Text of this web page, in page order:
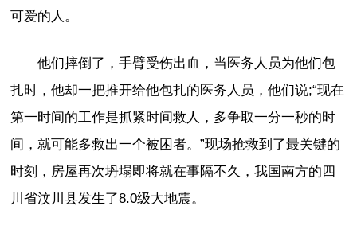
可爱的人。
他们摔倒了，手臂受伤出血，当医务人员为他们包
扎时，他却一把推开给他包扎的医务人员，他们说;“现在
第一时间的工作是抓紧时间救人，多争取一分一秒的时
间，就可能多救出一个被困者。”现场抢救到了最关键的
时刻，房屋再次坍塌即将就在事隔不久，我国南方的四
川省汶川县发生了8.0级大地震。